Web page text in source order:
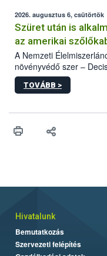
az intenzív felderítést,
hatósággal is
2026. augusztus 6, csütörtök
Szüret után is
az amerikai
A Nemzeti
növényvédő szer –
engedélyokiratát
egészen a
érésű szőlőkben is
felhasználók számára is
TOVÁBB >
Hivatalunk
Bemutatkozás
Szervezeti felépítés